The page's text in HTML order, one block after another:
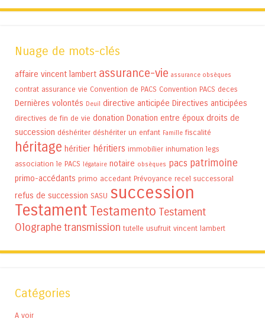
Nuage de mots-clés
affaire vincent lambert assurance-vie assurance obsèques
contrat assurance vie Convention de PACS Convention PACS deces
Dernières volontés Deuil directive anticipée Directives anticipées
directives de fin de vie donation Donation entre époux droits de
succession déshériter déshériter un enfant Famille fiscalité
héritage héritier héritiers immobilier inhumation legs
association le PACS légataire notaire obsèques pacs patrimoine
primo-accédants primo accedant Prévoyance recel successoral
refus de succession SASU succession
Testament Testamento Testament
Olographetransmission tutelle usufruit vincent lambert
Catégories
A voir